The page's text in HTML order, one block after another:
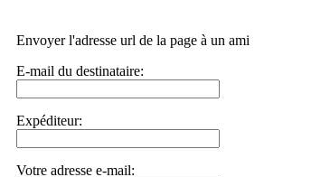
Envoyer l'adresse url de la page à un ami
E-mail du destinataire:
Expéditeur:
Votre adresse e-mail: